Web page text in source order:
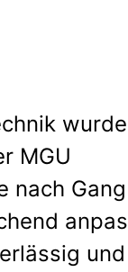
MGU
nach
und